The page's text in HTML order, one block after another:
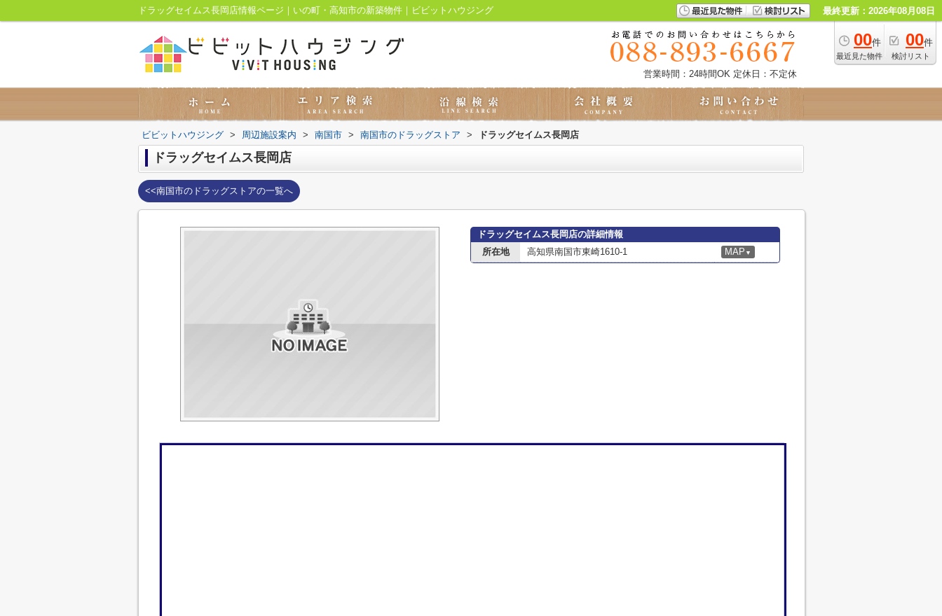
ドラッグセイムス長岡店情報ページ｜いの町・高知市の新築物件｜ビビットハウジング 最終更新：2026年08月08日
00件
最近見た物件
00件
検討リスト
営業時間：24時間OK 定休日：不定休
ビビットハウジング > 周辺施設案内 > 南国市 > 南国市のドラッグストア > ドラッグセイムス長岡店
ドラッグセイムス長岡店
<<南国市のドラッグストアの一覧へ
ドラッグセイムス長岡店の詳細情報
所在地
高知県南国市東崎1610-1 MAP ▼